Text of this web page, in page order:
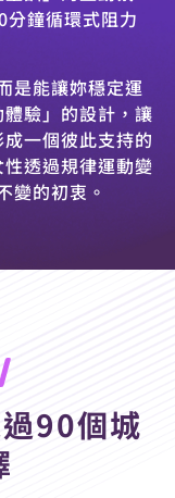
鐘循環式阻力
是能讓妳穩定運
驗」的設計，讓
一個彼此支持的
透過規律運動變
變的初衷。
90個城